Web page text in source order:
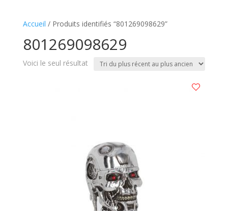
Accueil / Produits identifiés “801269098629”
801269098629
Voici le seul résultat